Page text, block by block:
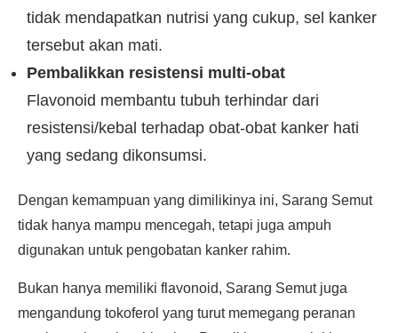
tidak mendapatkan nutrisi yang cukup, sel kanker
tersebut akan mati.
Pembalikkan resistensi multi-obat
Flavonoid membantu tubuh terhindar dari
resistensi/kebal terhadap obat-obat kanker hati
yang sedang dikonsumsi.
Dengan kemampuan yang dimilikinya ini, Sarang Semut
tidak hanya mampu mencegah, tetapi juga ampuh
digunakan untuk pengobatan kanker rahim.
Bukan hanya memiliki flavonoid, Sarang Semut juga
mengandung tokoferol yang turut memegang peranan